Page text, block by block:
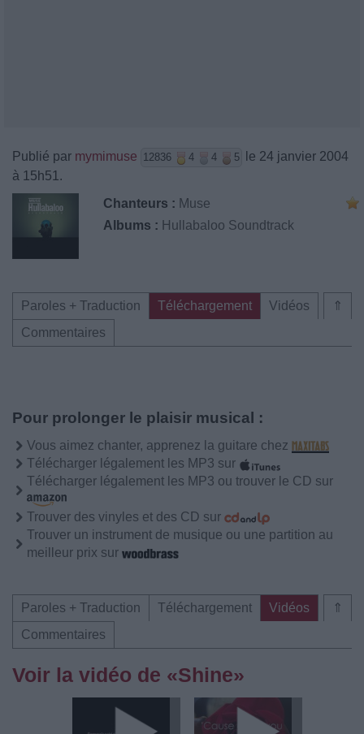
Publié par mymimuse 12836 4 4 5
le 24 janvier 2004
à 15h51.
Chanteurs : Muse
Albums : Hullabaloo Soundtrack
⇑
Paroles + Traduction Téléchargement
Vidéos
Commentaires
Pour prolonger le plaisir musical :
Vous aimez chanter, apprenez la guitare chez
Télécharger légalement les MP3 sur
Télécharger légalement les MP3 ou trouver le CD sur
Trouver des vinyles et des CD sur
Trouver un instrument de musique ou une partition au
meilleur prix sur
⇑
Paroles + Traduction Téléchargement
Vidéos
Commentaires
Voir la vidéo de «Shine»